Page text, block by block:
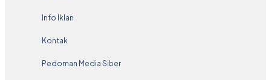
Info Iklan
Kontak
Pedoman Media Siber